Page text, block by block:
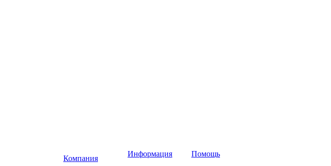
Компания
Информация
Помощь